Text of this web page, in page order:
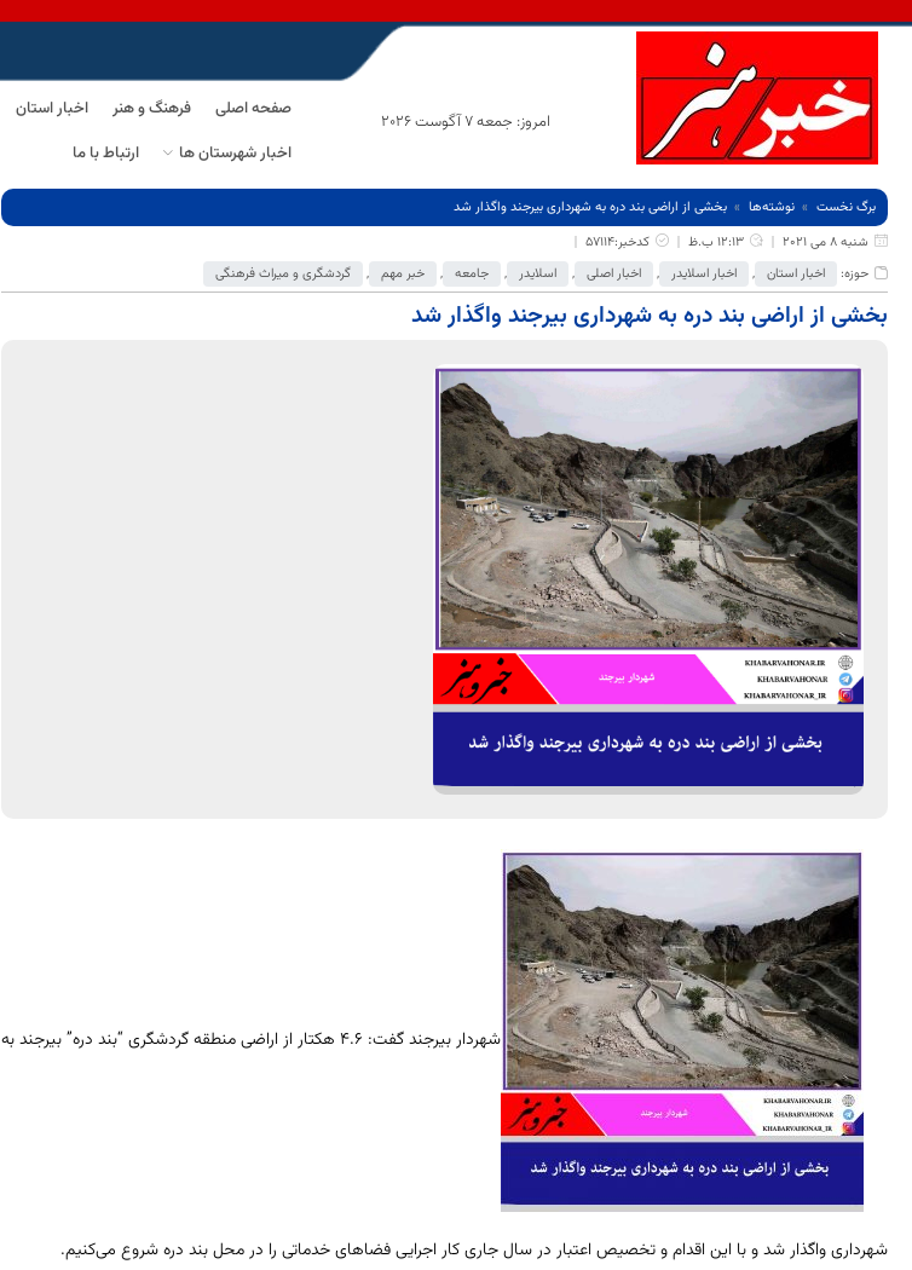
امروز: جمعه 7 آگوست 2026
صفحه اصلی فرهنگ و هنر اخبار استان
اخبار شهرستان ها
ارتباط با ما
برگ نخست نوشته‌ها
بخشی از اراضی بند دره به شهرداری بیرجند واگذار شد
شنبه 8 می 2021
12:13 ب.ظ
کدخبر:57114
حوزه:
اخبار استان , اخبار اسلایدر , اخبار اصلی , اسلایدر , جامعه , خبر مهم , گردشگری و میراث فرهنگی
بخشی از اراضی بند دره به شهرداری بیرجند واگذار شد
شهردار بیرجند گفت: ۴.۶ هکتار از اراضی منطقه گردشگری “بند دره” بیرجند به
شهرداری واگذار شد و با این اقدام و تخصیص اعتبار در سال جاری کار اجرایی فضاهای خدماتی را در محل بند دره شروع می‌کنیم.